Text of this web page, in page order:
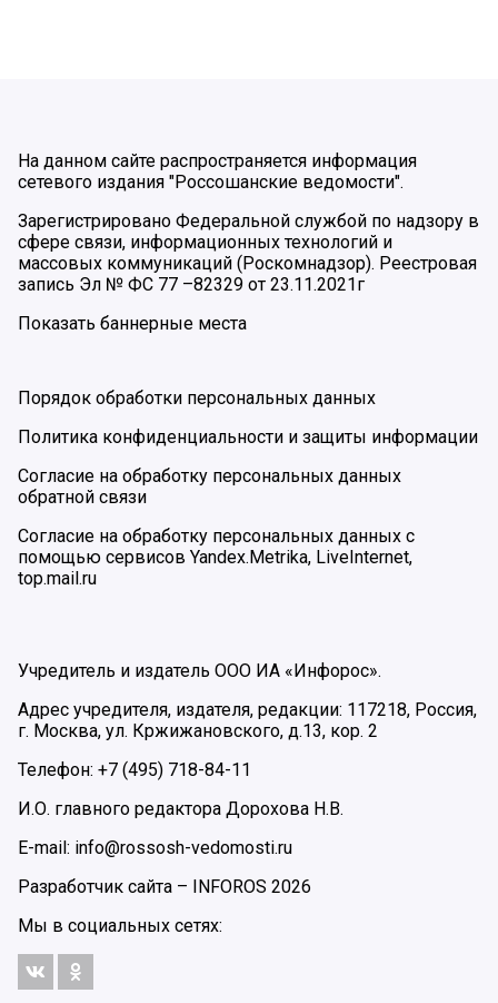
На данном сайте распространяется информация
сетевого издания "Россошанские ведомости".
Зарегистрировано Федеральной службой по надзору в
сфере связи, информационных технологий и
массовых коммуникаций (Роскомнадзор). Реестровая
запись Эл № ФС 77 –82329 от 23.11.2021г
Показать баннерные места
Порядок обработки персональных данных
Политика конфиденциальности и защиты информации
Согласие на обработку персональных данных
обратной связи
Согласие на обработку персональных данных с
помощью сервисов Yandex.Metrika, LiveInternet,
top.mail.ru
Учредитель и издатель ООО ИА «Инфорос».
Адрес учредителя, издателя, редакции: 117218, Россия,
г. Москва, ул. Кржижановского, д.13, кор. 2
Телефон: +7 (495) 718-84-11
И.О. главного редактора Дорохова Н.В.
E-mail: info@rossosh-vedomosti.ru
Разработчик сайта – INFOROS 2026
Мы в социальных сетях: